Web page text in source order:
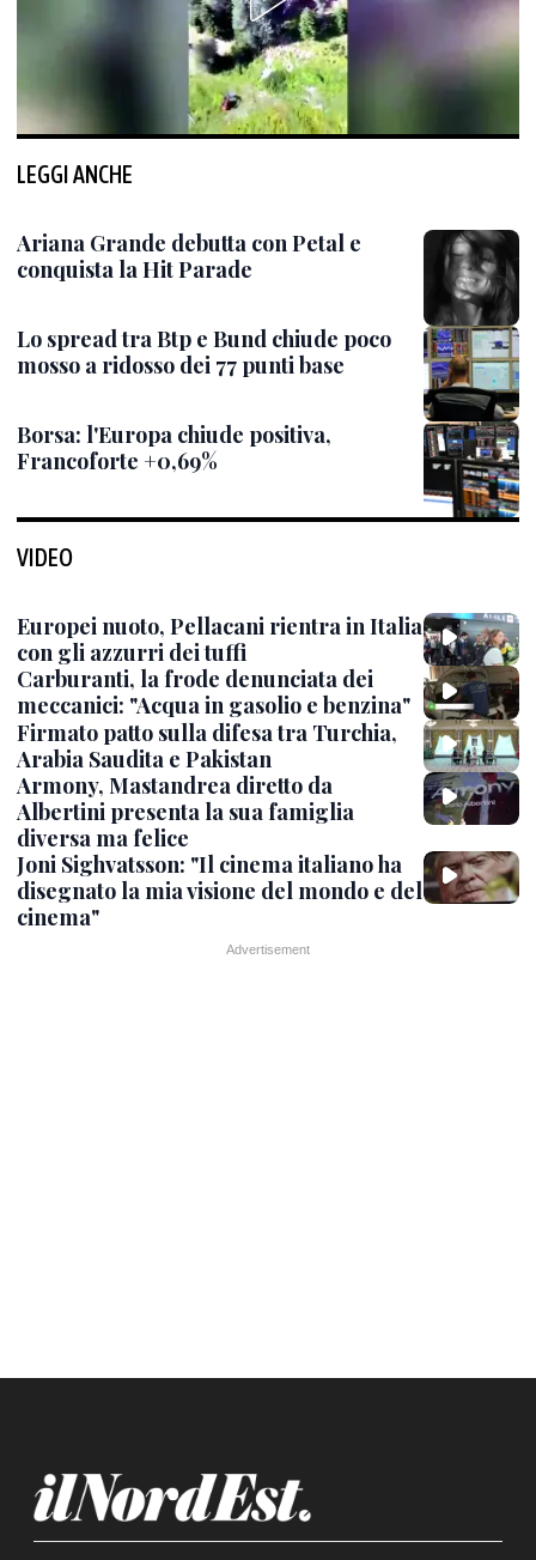
LEGGI ANCHE
Ariana Grande debutta con Petal e
conquista la Hit Parade
Lo spread tra Btp e Bund chiude poco
mosso a ridosso dei 77 punti base
Borsa: l'Europa chiude positiva,
Francoforte +0,69%
VIDEO
Europei nuoto, Pellacani rientra in Italia
con gli azzurri dei tuffi
Carburanti, la frode denunciata dei
meccanici: "Acqua in gasolio e benzina"
Firmato patto sulla difesa tra Turchia,
Arabia Saudita e Pakistan
Armony, Mastandrea diretto da
Albertini presenta la sua famiglia
diversa ma felice
Joni Sighvatsson: "Il cinema italiano ha
disegnato la mia visione del mondo e del
cinema"